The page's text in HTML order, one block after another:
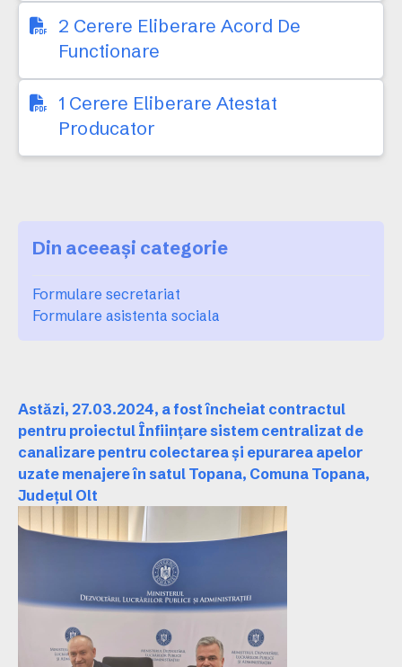
2 Cerere Eliberare Acord De
Functionare
1 Cerere Eliberare Atestat
Producator
Din aceeași categorie
Formulare secretariat
Formulare asistenta sociala
Astăzi, 27.03.2024, a fost încheiat contractul
pentru proiectul Înființare sistem centralizat de
canalizare pentru colectarea și epurarea apelor
uzate menajere în satul Topana, Comuna Topana,
Județul Olt